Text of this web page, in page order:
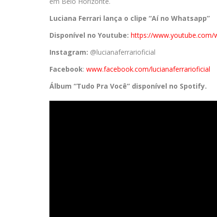
Luciana Ferrari lança o clipe “Aí no Whatsapp”
Disponível no Youtube: https://www.youtube.com/
Instagram: @lucianaferrarioficial
Facebook: www.facebook.com/lucianaferrarioficial
Álbum “Tudo Pra Você” disponível no Spotify.